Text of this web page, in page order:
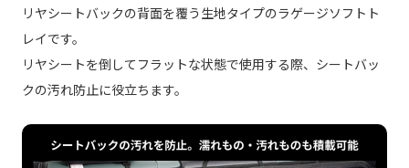
リヤシートバックの背面を覆う生地タイプのラゲージソフトト
レイです。
リヤシートを倒してフラットな状態で使用する際、シートバッ
クの汚れ防止に役立ちます。